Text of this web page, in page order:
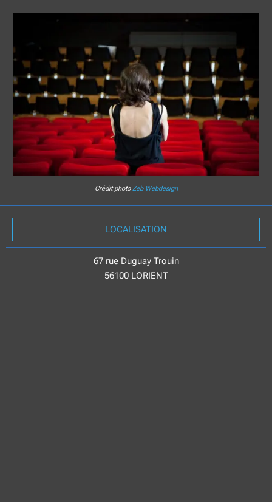
Crédit photoZeb Webdesign
LOCALISATION
67 rue Duguay Trouin
56100 LORIENT